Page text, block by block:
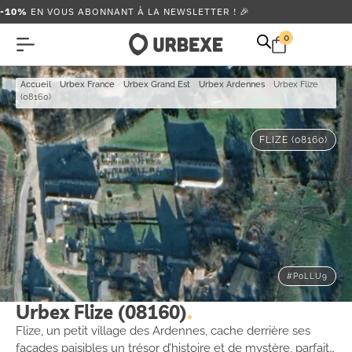
-10% EN VOUS ABONNANT À LA NEWSLETTER ! 🎉
0
Accueil-Urbex France - Urbex Grand Est - Urbex Ardennes - Urbex Flize
(08160)
FLIZE (08160)
#P0LLU9
Urbex Flize (08160)
Flize, un petit village des Ardennes, cache derrière ses
façades paisibles un trésor d’histoire et de mystère, parfait